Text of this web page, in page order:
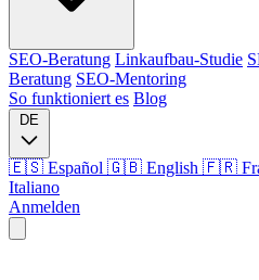
SEO-Beratung Linkaufbau-Studie
Beratung SEO-Mentoring
So funktioniert es Blog
DE
🇪🇸 Español 🇬🇧 English 🇫🇷
Italiano
Anmelden